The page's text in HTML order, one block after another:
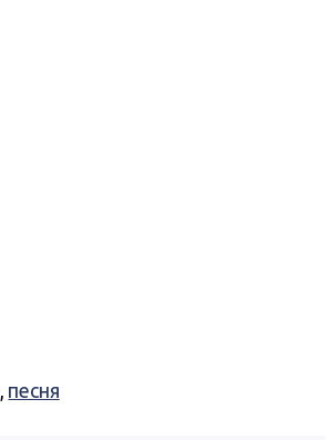
, песня